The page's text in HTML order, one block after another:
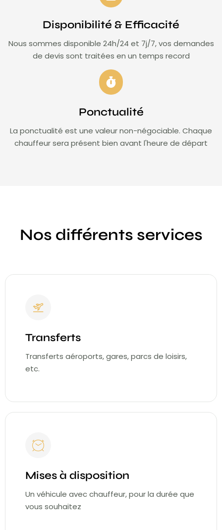
Disponibilité & Efficacité
Nous sommes disponible 24h/24 et 7j/7, vos demandes
de devis sont traitées en un temps record
Ponctualité
La ponctualité est une valeur non-négociable. Chaque
chauffeur sera présent bien avant l'heure de départ
Nos différents services
Transferts
Transferts aéroports, gares, parcs de loisirs,
etc.
Mises à disposition
Un véhicule avec chauffeur, pour la durée que
vous souhaitez